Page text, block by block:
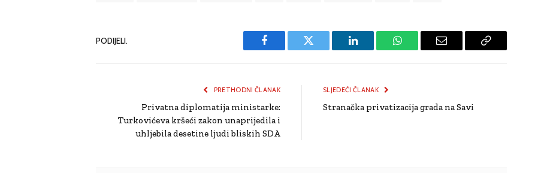
PODIJELI.
Facebook Twitter LinkedIn WhatsAppEmail
Copy
PRETHODNI ČLANAK
Privatna diplomatija ministarke:
Turkovićeva kršeći zakon unaprijedila i
uhljebila desetine ljudi bliskih SDA
SLJEDEĆI ČLANAK
Stranačka privatizacija grada na Savi